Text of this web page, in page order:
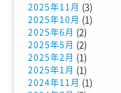
2025年11月 (3)
2025年10月 (1)
2025年6月 (2)
2025年5月 (2)
2025年2月 (1)
2025年1月 (1)
2024年11月 (1)